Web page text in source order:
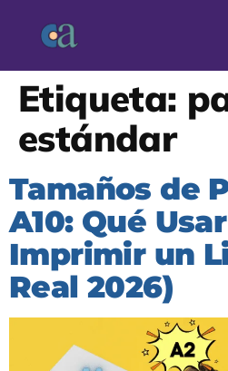
Etiqueta:
estándar
Tamaños de
A10: Qué
Imprimir un
Real 2026)